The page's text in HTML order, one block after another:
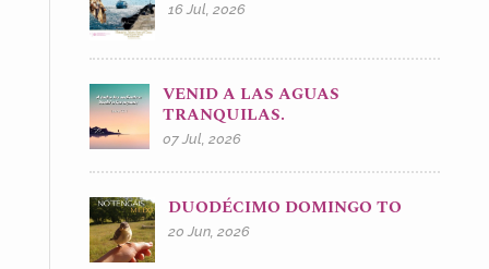
16 Jul, 2026
VENID A LAS AGUAS
TRANQUILAS.
07 Jul, 2026
DUODÉCIMO DOMINGO TO
20 Jun, 2026